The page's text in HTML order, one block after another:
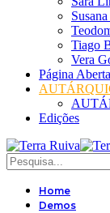
Tiago
Vera
Página Aberta
Edições
Home
Demos